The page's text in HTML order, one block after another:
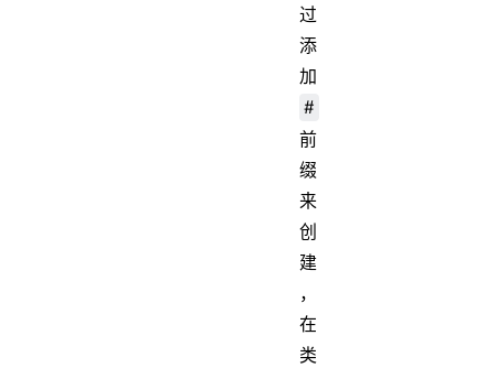
过
添
加
#
前
缀
来
创
建
，
在
类